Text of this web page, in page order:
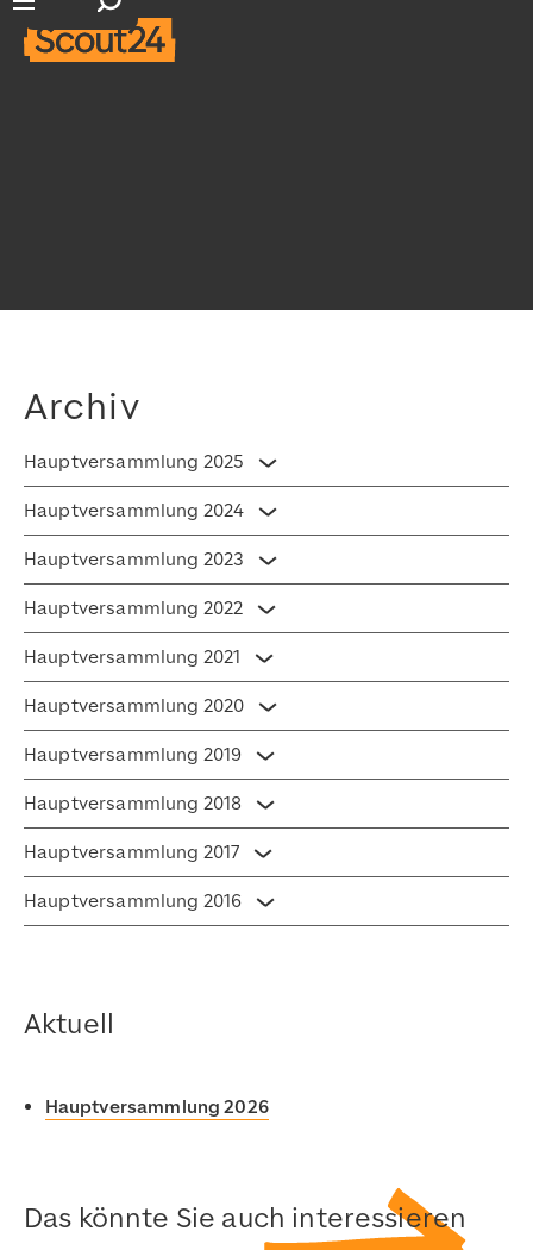
Hauptnavigation öffnen
Suchfeld öffnen
Archiv
Hauptversammlung 2025
Akkordeon umschalten
Hauptversammlung 2024
Akkordeon umschalten
Hauptversammlung 2023
Akkordeon umschalten
Hauptversammlung 2022
Akkordeon umschalten
Hauptversammlung 2021
Akkordeon umschalten
Hauptversammlung 2020
Akkordeon umschalten
Hauptversammlung 2019
Akkordeon umschalten
Hauptversammlung 2018
Akkordeon umschalten
Hauptversammlung 2017
Akkordeon umschalten
Hauptversammlung 2016
Akkordeon umschalten
Aktuell
Hauptversammlung 2026
Das könnte Sie auch interessieren